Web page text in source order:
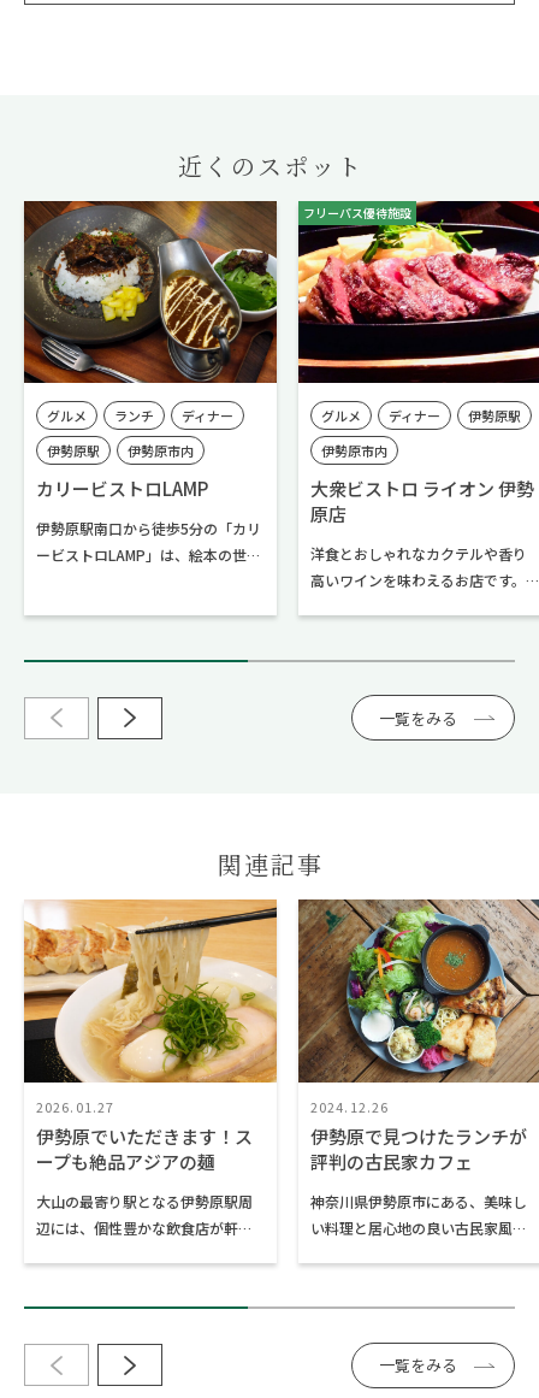
近くのスポット
グルメ ランチ
ディナー
伊勢原駅
伊勢原市内
カリービストロLAMP
伊勢原駅南口から徒歩5分の「カリ
ービストロLAMP」は、絵本の世界
にとったフォン（だし）をベース
ーです。辛さ控えめで、香り高く
奥深いコクが特徴の味わいは、子
ストロとして営業しています。昼
夜問わず、心に明かりが灯るよう
な美味しい食体験が待っていま
す。
フリーパス優待施設
グルメ ディナー
伊勢原駅
伊勢原市内
大衆ビストロ ライオン 伊勢
原店
洋食とおしゃれなカクテルや香り
高いワインを味わえるお店です。
人気！がっつり肉が食べたい方に
一覧をみる
関連記事
2026.01.27
伊勢原でいただきます！ス
ープも絶品アジアの麺
大山の最寄り駅となる伊勢原駅周
辺には、個性豊かな飲食店が軒を
い麺処をご紹介します。
んにゃん）」と「ベトナム食堂そ
ら屋」です。どちらも伊勢原駅か
2024.12.26
伊勢原で見つけたランチが
評判の古民家カフェ
神奈川県伊勢原市にある、美味し
い料理と居心地の良い古民家風の
樹」をご紹介します。いずれも駅
を伸ばしたくなる魅力的なお店で
す。大山阿夫利神社や日向薬師へ
一覧をみる